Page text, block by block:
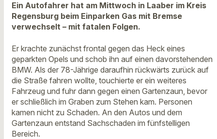
Ein Autofahrer hat am Mittwoch in Laaber im Kreis
Regensburg beim Einparken Gas mit Bremse
verwechselt – mit fatalen Folgen.
Er krachte zunächst frontal gegen das Heck eines
geparkten Opels und schob ihn auf einen davorstehenden
BMW. Als der 78-Jährige daraufhin rückwärts zurück auf
die Straße fahren wollte, touchierte er ein weiteres
Fahrzeug und fuhr dann gegen einen Gartenzaun, bevor
er schließlich im Graben zum Stehen kam. Personen
kamen nicht zu Schaden. An den Autos und dem
Gartenzaun entstand Sachschaden im fünfstelligen
Bereich.